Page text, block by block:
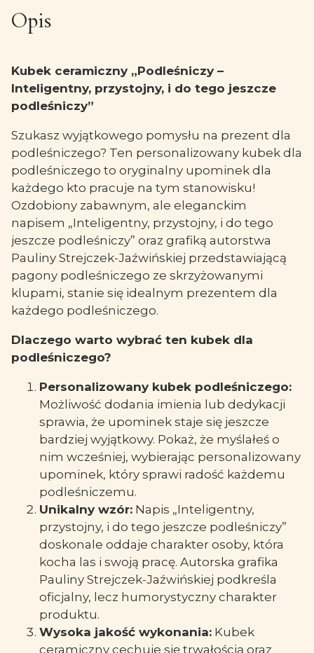
Opis
Kubek ceramiczny „Podleśniczy –
Inteligentny, przystojny, i do tego jeszcze
podleśniczy”
Szukasz wyjątkowego pomysłu na prezent dla
podleśniczego? Ten personalizowany kubek dla
podleśniczego to oryginalny upominek dla
każdego kto pracuje na tym stanowisku!
Ozdobiony zabawnym, ale eleganckim
napisem „Inteligentny, przystojny, i do tego
jeszcze podleśniczy” oraz grafiką autorstwa
Pauliny Strejczek-Jaźwińskiej przedstawiającą
pagony podleśniczego ze skrzyżowanymi
klupami, stanie się idealnym prezentem dla
każdego podleśniczego.
Dlaczego warto wybrać ten kubek dla
podleśniczego?
Personalizowany kubek podleśniczego:
Możliwość dodania imienia lub dedykacji
sprawia, że upominek staje się jeszcze
bardziej wyjątkowy. Pokaż, że myślałeś o
nim wcześniej, wybierając personalizowany
upominek, który sprawi radość każdemu
podleśniczemu.
Unikalny wzór: Napis „Inteligentny,
przystojny, i do tego jeszcze podleśniczy”
doskonale oddaje charakter osoby, która
kocha las i swoją pracę. Autorska grafika
Pauliny Strejczek-Jaźwińskiej podkreśla
oficjalny, lecz humorystyczny charakter
produktu.
Wysoka jakość wykonania: Kubek
ceramiczny cechuje się trwałością oraz